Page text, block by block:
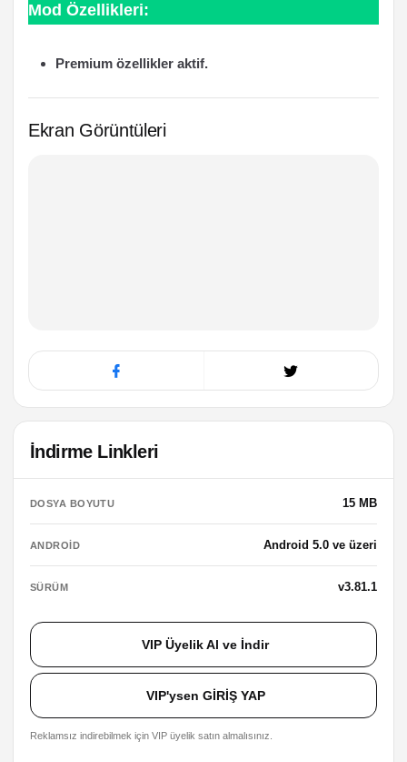
Mod Özellikleri:
Premium özellikler aktif.
Ekran Görüntüleri
İndirme Linkleri
DOSYA BOYUTU 15 MB
ANDROID Android 5.0 ve üzeri
SÜRÜM v3.81.1
VIP Üyelik Al ve İndir
VIP'ysen GİRİŞ YAP
Reklamsız indirebilmek için VIP üyelik satın almalısınız.